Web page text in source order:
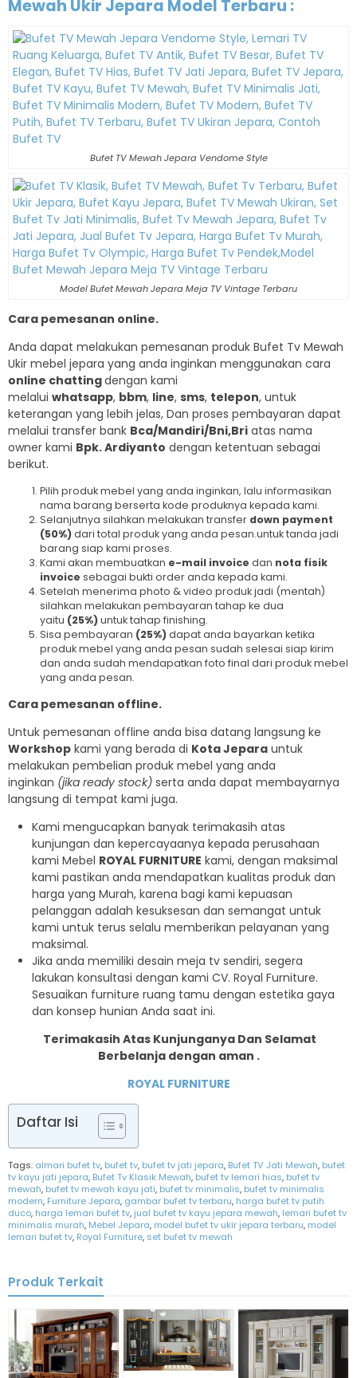
Mewah Ukir Jepara Model Terbaru :
Bufet TV Mewah Jepara Vendome Style
Model Bufet Mewah Jepara Meja TV Vintage Terbaru
Cara pemesanan online.
Anda dapat melakukan pemesanan produk Bufet Tv Mewah
Ukir mebel jepara yang anda inginkan menggunakan cara
online chattingdengan kami
melalui whatsapp, bbm, line, sms, telepon, untuk
keterangan yang lebih jelas, Dan proses pembayaran dapat
melalui transfer bank Bca/Mandiri/Bni,Bri atas nama
owner kami Bpk. Ardiyanto dengan ketentuan sebagai
berikut.
Pilih produk mebel yang anda inginkan, lalu informasikan
nama barang berserta kode produknya kepada kami.
Selanjutnya silahkan melakukan transfer down payment
(50%)dari total produk yang anda pesan.untuk tanda jadi
barang siap kami proses.
Kami akan membuatkan e-mail invoice dan nota fisik
invoice sebagai bukti order anda kepada kami.
Setelah menerima photo & video produk jadi (mentah)
silahkan melakukan pembayaran tahap ke dua
yaitu (25%)untuk tahap finishing.
Sisa pembayaran (25%)dapat anda bayarkan ketika
produk mebel yang anda pesan sudah selesai siap kirim
dan anda sudah mendapatkan foto final dari produk mebel
yang anda pesan.
Cara pemesanan offline.
Untuk pemesanan offline anda bisa datang langsung ke
Workshop kami yang berada di Kota Jepara untuk
melakukan pembelian produk mebel yang anda
inginkan (jika ready stock) serta anda dapat membayarnya
langsung di tempat kami juga.
Kami mengucapkan banyak terimakasih atas
kunjungan dan kepercayaanya kepada perusahaan
kami Mebel ROYAL FURNITURE kami, dengan maksimal
kami pastikan anda mendapatkan kualitas produk dan
harga yang Murah, karena bagi kami kepuasan
pelanggan adalah kesuksesan dan semangat untuk
kami untuk terus selalu memberikan pelayanan yang
maksimal.
Jika anda memiliki desain meja tv sendiri, segera
lakukan konsultasi dengan kami CV. Royal Furniture.
Sesuaikan furniture ruang tamu dengan estetika gaya
dan konsep hunian Anda saat ini.
Terimakasih Atas Kunjunganya Dan Selamat
Berbelanja dengan aman .
ROYAL FURNITURE
Daftar Isi
Tags: almari bufet tv, bufet tv, bufet tv jati jepara, Bufet TV Jati Mewah, bufet
tv kayu jati jepara, Bufet Tv Klasik Mewah, bufet tv lemari hias, bufet tv
mewah, bufet tv mewah kayu jati, bufet tv minimalis, bufet tv minimalis
modern, Furniture Jepara, gambar bufet tv terbaru, harga bufet tv putih
duco, harga lemari bufet tv, jual bufet tv kayu jepara mewah, lemari bufet tv
minimalis murah, Mebel Jepara, model bufet tv ukir jepara terbaru, model
lemari bufet tv, Royal Furniture, set bufet tv mewah
Produk Terkait